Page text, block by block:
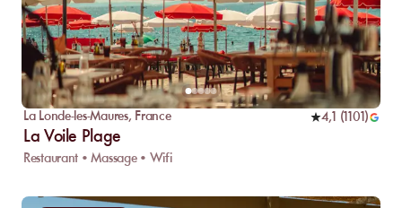
La Londe-les-Maures, France 4,1 (1101 )
La Voile Plage
Restaurant • Massage • Wifi